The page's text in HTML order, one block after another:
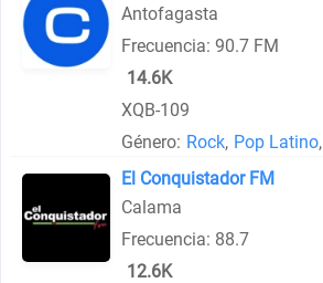
Antofagasta
Frecuencia: 90.7 FM
14.6K
XQB-109
Género: Rock, Pop Latino,
El Conquistador FM
Calama
Frecuencia: 88.7
12.6K